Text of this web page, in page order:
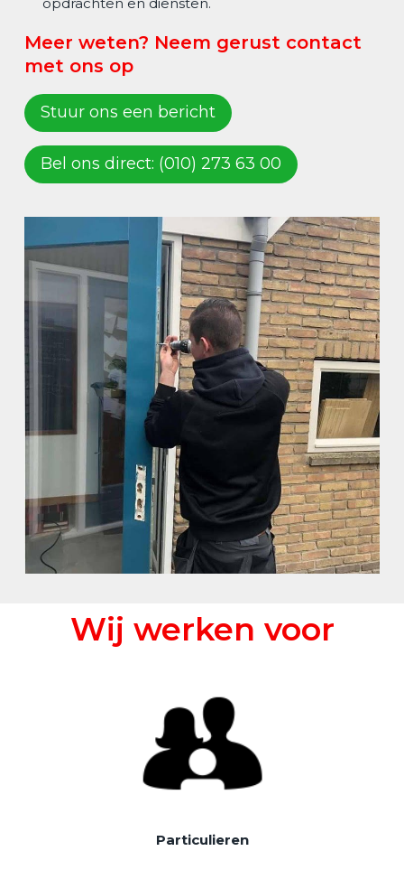
Meer weten? Neem gerust contact
met ons op
Stuur ons een bericht
Bel ons direct: (010) 273 63 00
Wij werken voor
Particulieren